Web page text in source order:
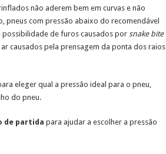
não aderem bem em curvas e não
pneus com pressão abaixo do recomendável
possibilidade de furos causados por snake bite
causados pela prensagem da ponta dos raios
eleger qual a pressão ideal para o pneu,
do pneu.
de partida para ajudar a escolher a pressão